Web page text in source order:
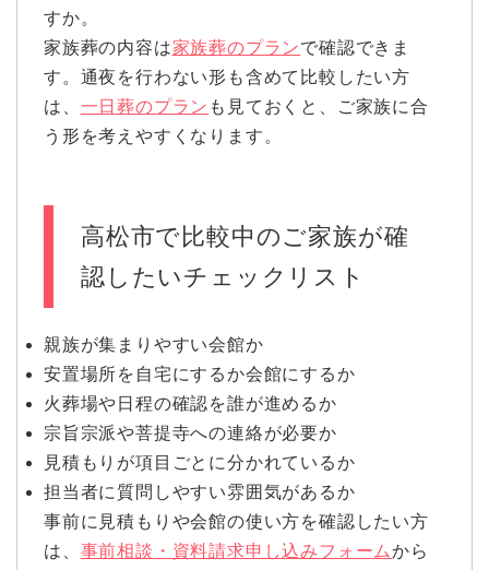
すか。
家族葬の内容は家族葬のプランで確認できま
す。通夜を行わない形も含めて比較したい方
は、 一日葬のプラン も見ておくと、ご家族に合
う形を考えやすくなります。
高松市で比較中のご家族が確
認したいチェックリスト
親族が集まりやすい会館か
安置場所を自宅にするか会館にするか
火葬場や日程の確認を誰が進めるか
宗旨宗派や菩提寺への連絡が必要か
見積もりが項目ごとに分かれているか
担当者に質問しやすい雰囲気があるか
事前に見積もりや会館の使い方を確認したい方
は、 事前相談・資料請求申し込みフォームから